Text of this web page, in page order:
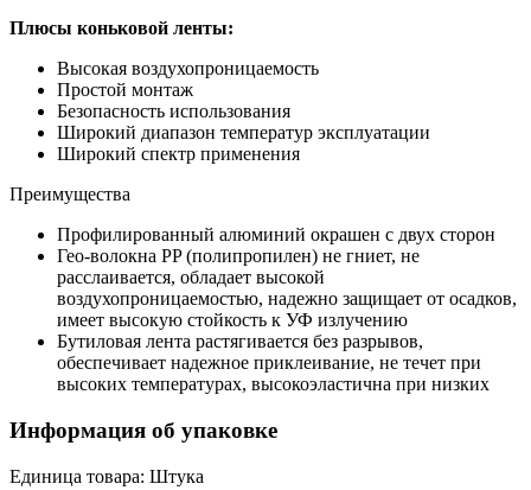
Плюсы коньковой ленты:
Высокая воздухопроницаемость
Простой монтаж
Безопасность использования
Широкий диапазон температур эксплуатации
Широкий спектр применения
Преимущества
Профилированный алюминий окрашен с двух сторон
Гео-волокна PP (полипропилен) не гниет, не
расслаивается, обладает высокой
воздухопроницаемостью, надежно защищает от осадков,
имеет высокую стойкость к УФ излучению
Бутиловая лента растягивается без разрывов,
обеспечивает надежное приклеивание, не течет при
высоких температурах, высокоэластична при низких
Информация об упаковке
Единица товара: Штука